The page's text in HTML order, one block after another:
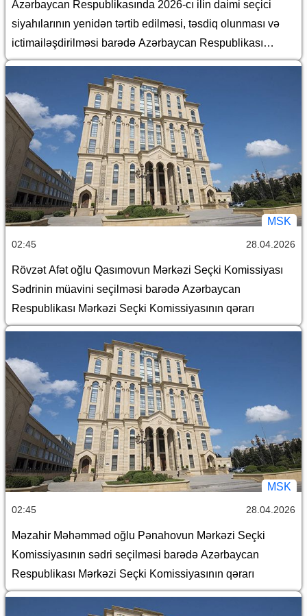
Azərbaycan Respublikasında 2026-cı ilin daimi seçici
siyahılarının yenidən tərtib edilməsi, təsdiq olunması və
ictimailəşdirilməsi barədə Azərbaycan Respublikası
Mərkəzi Seçki Komissiyasının qərarı
MSK
02:45 28.04.2026
Rövzət Afət oğlu Qasımovun Mərkəzi Seçki Komissiyası
Sədrinin müavini seçilməsi barədə Azərbaycan
Respublikası Mərkəzi Seçki Komissiyasının qərarı
MSK
02:45 28.04.2026
Məzahir Məhəmməd oğlu Pənahovun Mərkəzi Seçki
Komissiyasının sədri seçilməsi barədə Azərbaycan
Respublikası Mərkəzi Seçki Komissiyasının qərarı